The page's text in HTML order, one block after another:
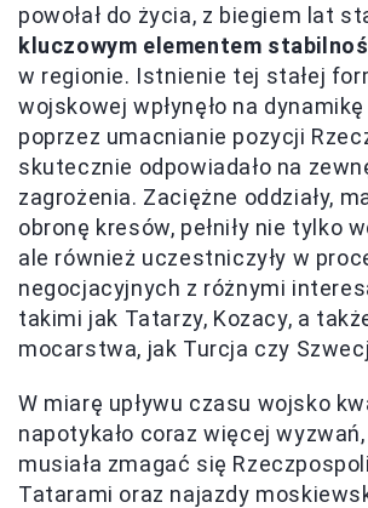
powołał do życia, z biegiem lat
kluczowym elementem
w regionie. Istnienie tej stałej
wojskowej wpłynęło na
poprzez umacnianie pozycji
skutecznie odpowiadało na
zagrożenia. Zaciężne oddziały,
obronę kresów, pełniły nie tylko
ale również uczestniczyły w
negocjacyjnych z różnymi
takimi jak Tatarzy, Kozacy, a
mocarstwa, jak Turcja czy
W miarę upływu czasu wojsko
napotykało coraz więcej
musiała zmagać się
Tatarami oraz najazdy